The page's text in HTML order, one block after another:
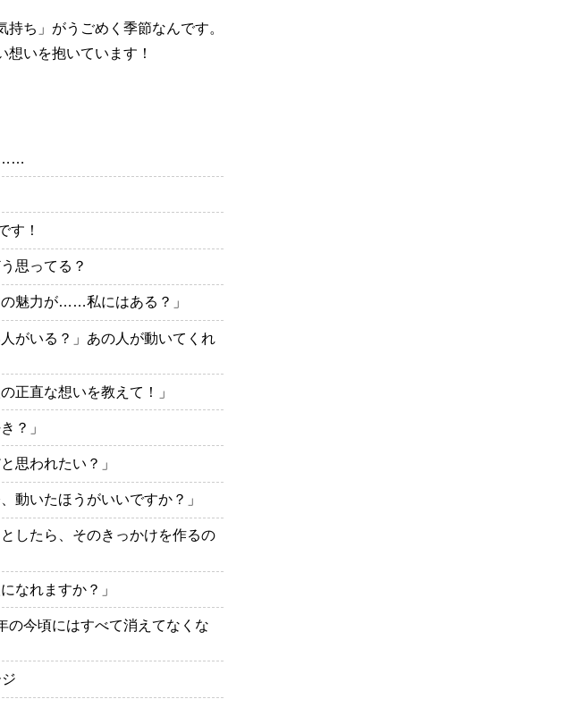
ち」がうごめく季節なんです。
いを抱いています！
……
す！
思ってる？
魅力が……私にはある？」
がいる？」あの人が動いてくれ
正直な想いを教えて！」
？」
思われたい？」
動いたほうがいいですか？」
したら、そのきっかけを作るの
なれますか？」
今頃にはすべて消えてなくな